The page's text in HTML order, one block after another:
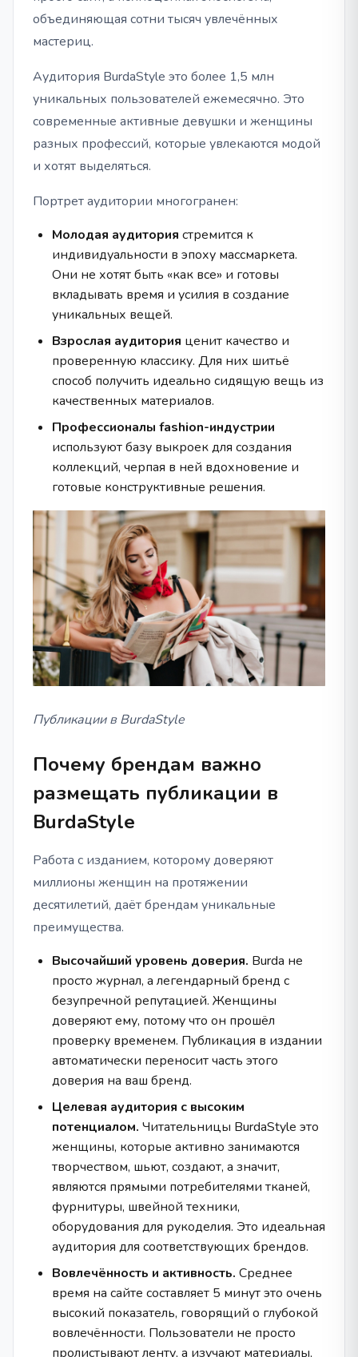
объединяющая сотни тысяч увлечённых
мастериц.
Аудитория BurdaStyle это более 1,5 млн
уникальных пользователей ежемесячно. Это
современные активные девушки и женщины
разных профессий, которые увлекаются модой
и хотят выделяться.
Портрет аудитории многогранен:
Молодая аудитория стремится к
индивидуальности в эпоху массмаркета.
Они не хотят быть «как все» и готовы
вкладывать время и усилия в создание
уникальных вещей.
Взрослая аудитория ценит качество и
проверенную классику. Для них шитьё
способ получить идеально сидящую вещь из
качественных материалов.
Профессионалы fashion-индустрии
используют базу выкроек для создания
коллекций, черпая в ней вдохновение и
готовые конструктивные решения.
Публикации в BurdaStyle
Почему брендам важно
размещать публикации в
BurdaStyle
Работа с изданием, которому доверяют
миллионы женщин на протяжении
десятилетий, даёт брендам уникальные
преимущества.
Высочайший уровень доверия. Burda не
просто журнал, а легендарный бренд с
безупречной репутацией. Женщины
доверяют ему, потому что он прошёл
проверку временем. Публикация в издании
автоматически переносит часть этого
доверия на ваш бренд.
Целевая аудитория с высоким
потенциалом. Читательницы BurdaStyle это
женщины, которые активно занимаются
творчеством, шьют, создают, а значит,
являются прямыми потребителями тканей,
фурнитуры, швейной техники,
оборудования для рукоделия. Это идеальная
аудитория для соответствующих брендов.
Вовлечённость и активность. Среднее
время на сайте составляет 5 минут это очень
высокий показатель, говорящий о глубокой
вовлечённости. Пользователи не просто
пролистывают ленту, а изучают материалы,